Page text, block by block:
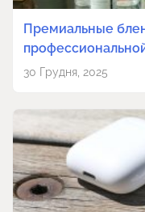
Премиальные
30 Грудня, 2025